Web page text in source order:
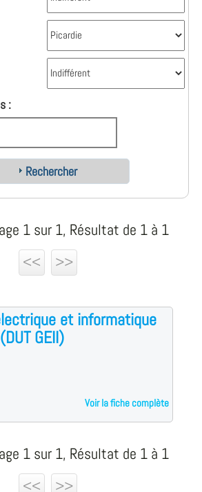
:
Rechercher
1 sur 1, Résultat de 1 à 1
<<
>>
et informatique
GEII)
Voir la fiche complète
1 sur 1, Résultat de 1 à 1
<<
>>